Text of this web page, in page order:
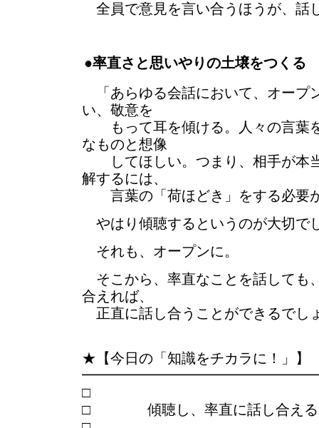
全員で意見を言い合うほうが、話
●率直さと思いやりの土壌をつくる
「あらゆる会話において、オープ
い、敬意を
もって耳を傾ける。人々の言葉
なものと想像
してほしい。つまり、相手が本
解するには、
言葉の「荷ほどき」をする必要
やはり傾聴するというのが大切で
それも、オープンに。
そこから、率直なことを話しても
合えれば、
正直に話し合うことができるでし
★【今日の「知識をチカラに！」】
□ 傾聴し、率直に話し合える